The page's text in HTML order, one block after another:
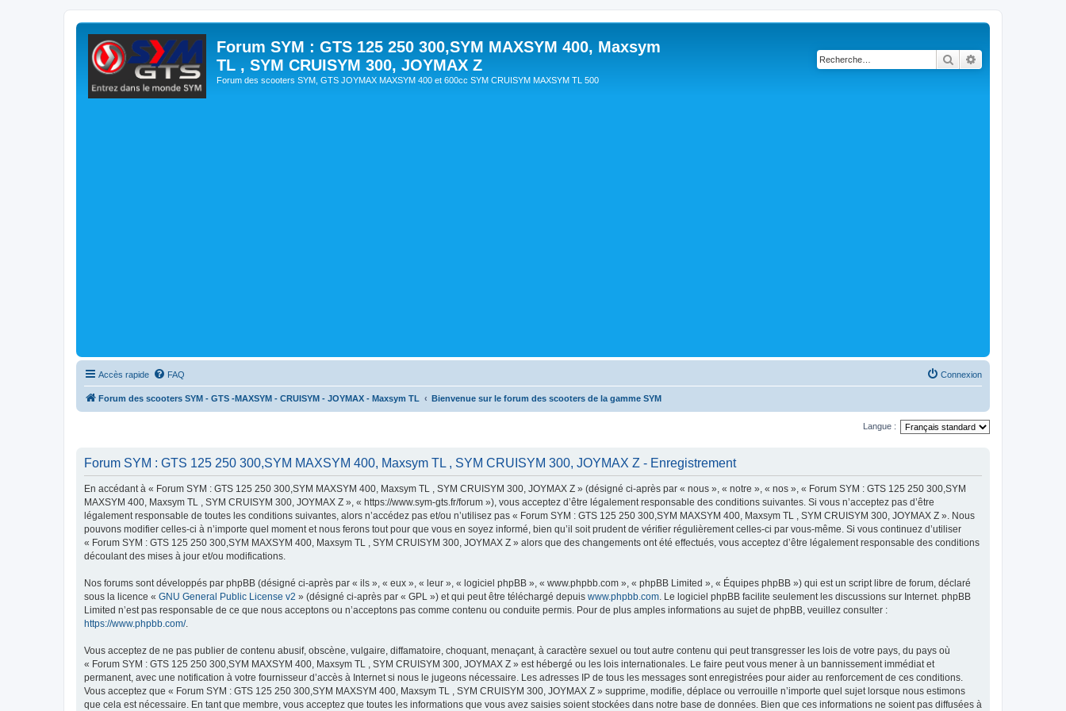
Forum SYM : GTS 125 250 300,SYM MAXSYM 400, Maxsym
TL , SYM CRUISYM 300, JOYMAX Z
Forum des scooters SYM, GTS JOYMAX MAXSYM 400 et 600cc SYM CRUISYM MAXSYM TL 500
Rechercher
Accès rapide FAQ Connexion
Forum des scooters SYM - GTS -MAXSYM - CRUISYM - JOYMAX - Maxsym TL Bienvenue sur le forum des scooters de la gamme SYM
Langue :
Forum SYM : GTS 125 250 300,SYM MAXSYM 400, Maxsym TL , SYM CRUISYM 300, JOYMAX Z - Enregistrement
En accédant à « Forum SYM : GTS 125 250 300,SYM MAXSYM 400, Maxsym TL , SYM CRUISYM 300, JOYMAX Z » (désigné ci-après par « nous », « notre », « nos », « Forum SYM : GTS 125 250 300,SYM
MAXSYM 400, Maxsym TL , SYM CRUISYM 300, JOYMAX Z », « https://www.sym-gts.fr/forum »), vous acceptez d’être légalement responsable des conditions suivantes. Si vous n’acceptez pas d’être
légalement responsable de toutes les conditions suivantes, alors n’accédez pas et/ou n’utilisez pas « Forum SYM : GTS 125 250 300,SYM MAXSYM 400, Maxsym TL , SYM CRUISYM 300, JOYMAX Z ». Nous
pouvons modifier celles-ci à n’importe quel moment et nous ferons tout pour que vous en soyez informé, bien qu’il soit prudent de vérifier régulièrement celles-ci par vous-même. Si vous continuez d’utiliser
« Forum SYM : GTS 125 250 300,SYM MAXSYM 400, Maxsym TL , SYM CRUISYM 300, JOYMAX Z » alors que des changements ont été effectués, vous acceptez d’être légalement responsable des conditions
découlant des mises à jour et/ou modifications.
Nos forums sont développés par phpBB (désigné ci-après par « ils », « eux », « leur », « logiciel phpBB », « www.phpbb.com », « phpBB Limited », « Équipes phpBB ») qui est un script libre de forum, déclaré
sous la licence « GNU General Public License v2 » (désigné ci-après par « GPL ») et qui peut être téléchargé depuis www.phpbb.com . Le logiciel phpBB facilite seulement les discussions sur Internet. phpBB
Limited n’est pas responsable de ce que nous acceptons ou n’acceptons pas comme contenu ou conduite permis. Pour de plus amples informations au sujet de phpBB, veuillez consulter :
https://www.phpbb.com/.
Vous acceptez de ne pas publier de contenu abusif, obscène, vulgaire, diffamatoire, choquant, menaçant, à caractère sexuel ou tout autre contenu qui peut transgresser les lois de votre pays, du pays où
« Forum SYM : GTS 125 250 300,SYM MAXSYM 400, Maxsym TL , SYM CRUISYM 300, JOYMAX Z » est hébergé ou les lois internationales. Le faire peut vous mener à un bannissement immédiat et
permanent, avec une notification à votre fournisseur d’accès à Internet si nous le jugeons nécessaire. Les adresses IP de tous les messages sont enregistrées pour aider au renforcement de ces conditions.
Vous acceptez que « Forum SYM : GTS 125 250 300,SYM MAXSYM 400, Maxsym TL , SYM CRUISYM 300, JOYMAX Z » supprime, modifie, déplace ou verrouille n’importe quel sujet lorsque nous estimons
que cela est nécessaire. En tant que membre, vous acceptez que toutes les informations que vous avez saisies soient stockées dans notre base de données. Bien que ces informations ne soient pas diffusées à